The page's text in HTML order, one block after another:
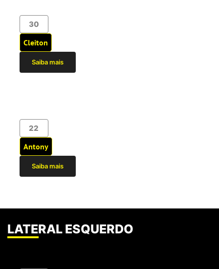
30
Cleiton
Saiba mais
22
Antony
Saiba mais
LATERAL ESQUERDO